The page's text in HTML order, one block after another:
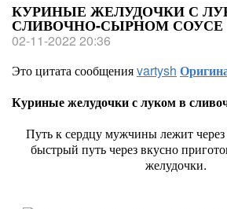
КУРИНЫЕ ЖЕЛУДОЧКИ С
СЛИВОЧНО-СЫРНОМ СОУСЕ
02-11-2022 20:36
Это цитата сообщенияvartysh
Куриные желудочки с луком в
Путь к сердцу мужчины лежит
быстрый путь через вкусно
желудочки.